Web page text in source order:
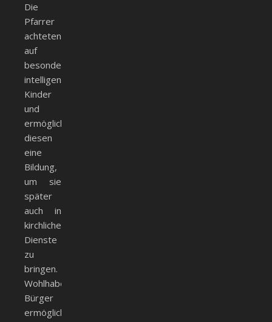
Die
Pfarrer
achteten
auf
besonders
intelligente
Kinder
und
ermöglichten
diesen
eine
Bildung,
um sie
später
auch in
kirchliche
Dienste
zu
bringen.
Wohlhabendere
Bürger
ermöglichten